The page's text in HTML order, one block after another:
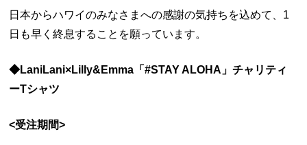
日本からハワイのみなさまへの感謝の気持ちを込めて、1
日も早く終息することを願っています。
◆LaniLani×Lilly&Emma「#STAY ALOHA」チャリティ
ーTシャツ
<受注期間>